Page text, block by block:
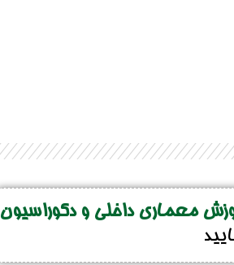
معماری داخلی و دکوراسیون